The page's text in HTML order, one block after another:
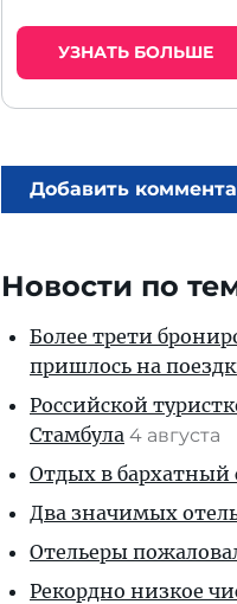
УЗНАТЬ БОЛЬШЕ
Добавить
Новости по
Более трети
пришлось на
Российской
Стамбула 4 августа
Отдых в бархатный
Два значимых
Отельеры
Рекордно низкое